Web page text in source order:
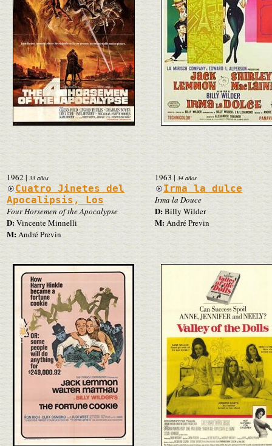
1962 | 33 años
Cuatro Jinetes del
Apocalipsis, Los
Four Horsemen of the Apocalypse
D:Vincente Minnelli
M:André Previn
1963| 34 años
Irma la dulce
Irma la Douce
D:Billy Wilder
M:André Previn